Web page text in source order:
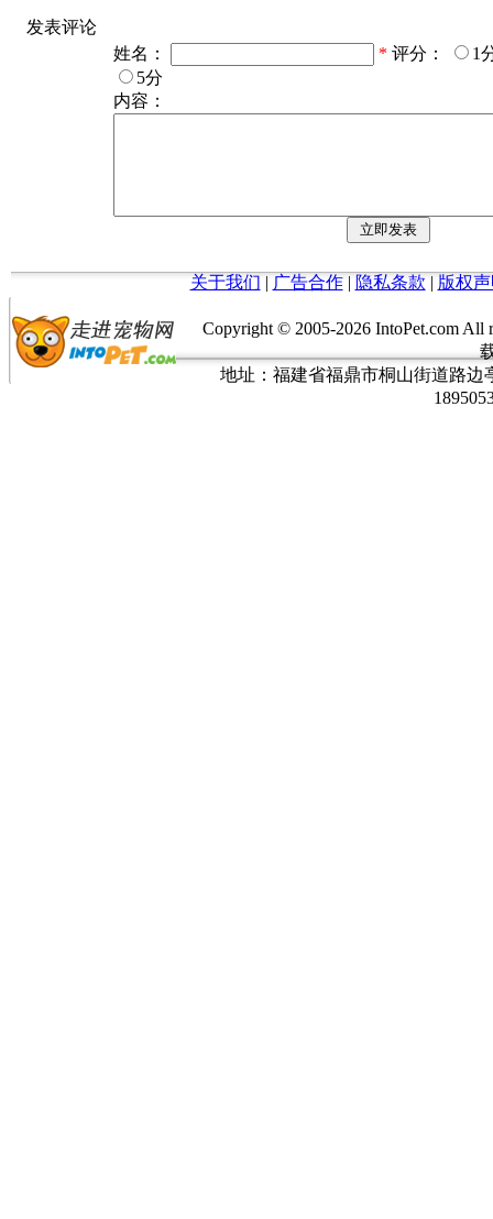
发表评论
姓名：
* 评分：
1
5分
内容：
关于我们 | 广告合作| 隐私条款 | 版权
Copyright © 2005-2026 IntoPet.com
地址：福建省福鼎市桐山街道路边